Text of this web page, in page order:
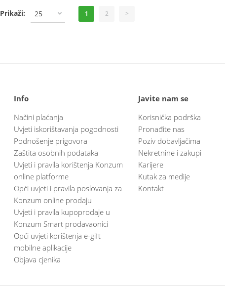
Prikaži: 25 1 2 >
Info
Načini plaćanja
Uvjeti iskorištavanja pogodnosti
Podnošenje prigovora
Zaštita osobnih podataka
Uvjeti i pravila korištenja Konzum
online platforme
Opći uvjeti i pravila poslovanja za
Konzum online prodaju
Uvjeti i pravila kupoprodaje u
Konzum Smart prodavaonici
Opći uvjeti korištenja e-gift
mobilne aplikacije
Objava cjenika
Javite nam se
Korisnička podrška
Pronađite nas
Poziv dobavljačima
Nekretnine i zakupi
Karijere
Kutak za medije
Kontakt